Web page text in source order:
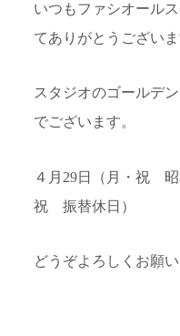
いつもファシオール
てありがとうございま
スタジオのゴールデ
でございます。
４月29日（月・祝
祝 振替休日）
どうぞよろしくお願い